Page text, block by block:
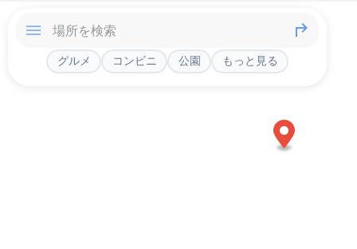
グルメ コンビニ 公園 もっと見る